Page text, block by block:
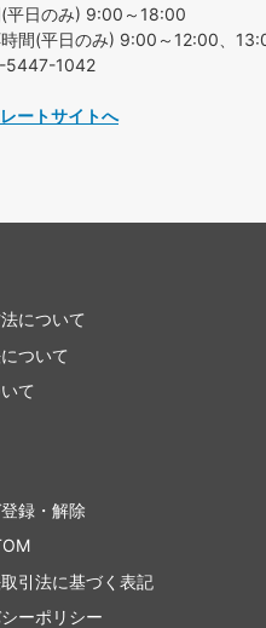
平日のみ) 9:00～18:00
間(平日のみ) 9:00～12:00、
5447-1042
ートサイトへ
について
ついて
て
録・解除
引法に基づく表記
ーポリシー